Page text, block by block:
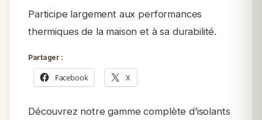
Participe largement aux performances
thermiques de la maison et à sa durabilité.
Partager :
Facebook X
Découvrez notre gamme complète d’isolants